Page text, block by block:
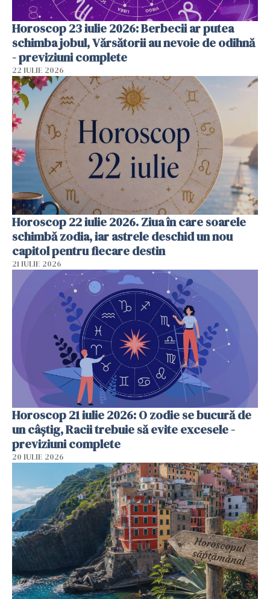
Horoscop 23 iulie 2026: Berbecii ar putea
schimba jobul, Vărsătorii au nevoie de odihnă
- previziuni complete
22 IULIE 2026
Horoscop 22 iulie 2026. Ziua în care soarele
schimbă zodia, iar astrele deschid un nou
capitol pentru fiecare destin
21 IULIE 2026
Horoscop 21 iulie 2026: O zodie se bucură de
un câștig, Racii trebuie să evite excesele -
previziuni complete
20 IULIE 2026